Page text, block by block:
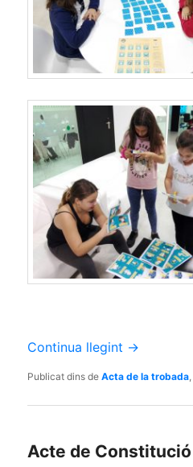
Continua llegint →
Publicat dins de Acta de la trobada
Acte de Constitució